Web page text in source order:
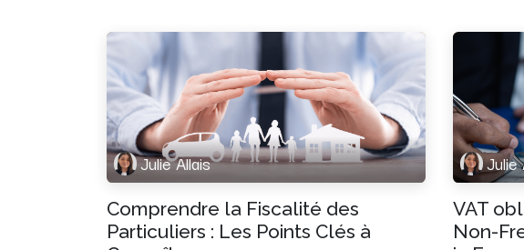
Julie Allais
Comprendre la Fiscalité des
Particuliers : Les Points Clés à
Julie
VAT
Non-